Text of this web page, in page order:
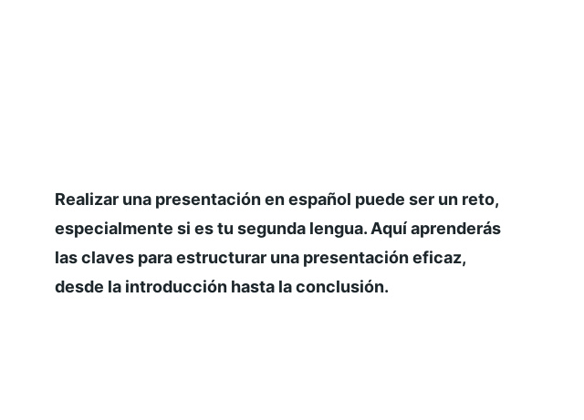
Realizar una presentación en español puede ser un reto,
especialmente si es tu segunda lengua. Aquí aprenderás
las claves para estructurar una presentación eficaz,
desde la introducción hasta la conclusión.